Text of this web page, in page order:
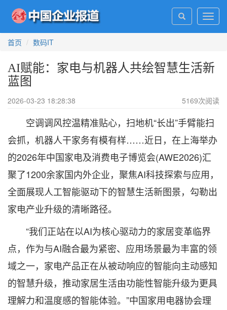
首页
数码IT
AI赋能：家电与机器人共绘智慧生活新
蓝图
2026-03-23 18:28:38 5169次阅读
空调调风控温精准贴心，扫地机“长出”手臂能扫
会抓，机器人干家务有模有样……近日，在上海举办
的2026年中国家电及消费电子博览会(AWE2026)汇
聚了1200余家国内外企业，聚焦AI科技探索与应用，
全面展现人工智能驱动下的智慧生活新图景，勾勒出
家电产业升级的清晰路径。
“我们正站在以AI为核心驱动力的家居变革临界
点，作为与AI融合最为紧密、应用场景最为丰富的领
域之一，家电产品正在从被动响应的智能向主动感知
的智慧升级，推动家居生活由功能性智能升级为更具
理解力和温度感的智能体验。”中国家用电器协会理